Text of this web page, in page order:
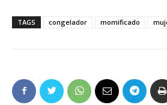
TAGS congelador momificado